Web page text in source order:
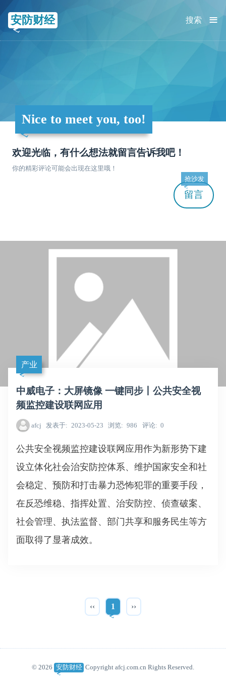
安防财经 ≡
搜索
Nice to meet you, too!
欢迎光临，有什么想法就留言告诉我吧！
你的精彩评论可能会出现在这里哦！
留言
抢沙发
产业
中威电子：大屏镜像 一键同步丨公共安全视
频监控建设联网应用
afcj 发表于 2023-05-23 浏览 986 评论 0
公共安全视频监控建设联网应用作为新形势下建
设立体化社会治安防控体系、维护国家安全和社
会稳定、预防和打击暴力恐怖犯罪的重要手段，
在反恐维稳、指挥处置、治安防控、侦查破案、
社会管理、执法监督、部门共享和服务民生等方
面取得了显著成效。
‹‹ 1 ››
© 2026 安防财经 Copyright afcj.com.cn Rights Reserved.